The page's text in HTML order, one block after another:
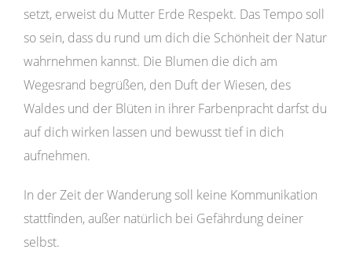
setzt, erweist du Mutter Erde Respekt. Das Tempo soll
so sein, dass du rund um dich die Schönheit der Natur
wahrnehmen kannst. Die Blumen die dich am
Wegesrand begrüßen, den Duft der Wiesen, des
Waldes und der Blüten in ihrer Farbenpracht darfst du
auf dich wirken lassen und bewusst tief in dich
aufnehmen.
In der Zeit der Wanderung soll keine Kommunikation
stattfinden, außer natürlich bei Gefährdung deiner
selbst.